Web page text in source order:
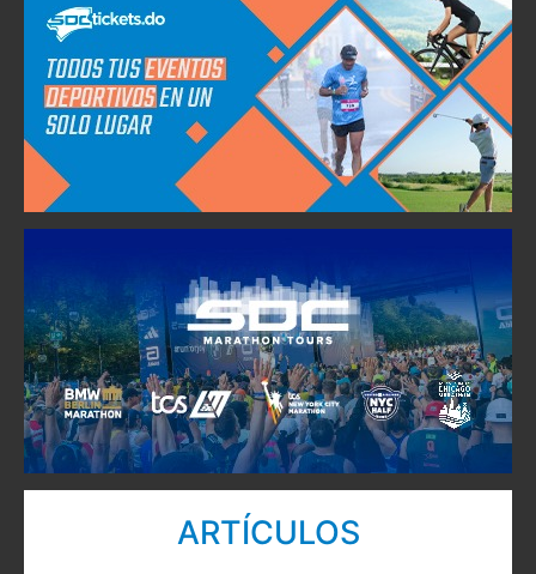
ARTÍCULOS